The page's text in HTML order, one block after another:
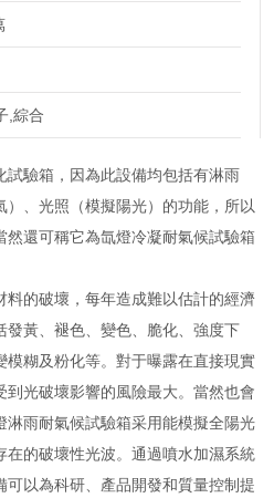
,綜合
試驗箱，因為此設備均包括有淋雨
）、光照（模擬陽光）的功能，所以
然還可稱它為氙燈冷凝耐氣候試驗箱
料的破壞，每年造成難以估計的經濟
發黃、褪色、變色、脆化、強度下
模糊及粉化等。對于曝露在直接現實
光破壞影響的風險最大。當然也會
淋雨耐氣候試驗箱采用能模擬全陽光
在的破壞性光波。通過噴水加濕系統
以為科研、產品開發和質量控制提